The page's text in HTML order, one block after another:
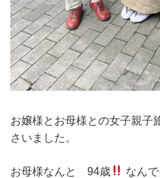
お嬢様とお母様との女子親
さいました。
お母様なんと 94歳
なん